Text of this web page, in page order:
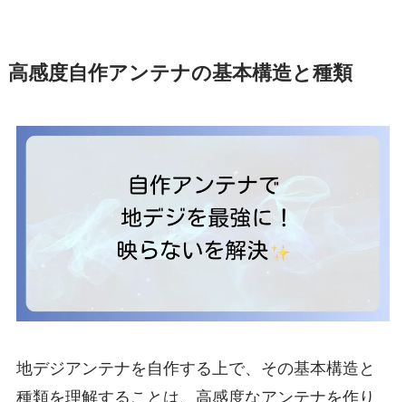
高感度自作アンテナの基本構造と種類
地デジアンテナを自作する上で、その基本構造と
種類を理解することは、高感度なアンテナを作り